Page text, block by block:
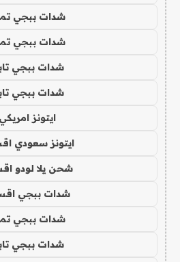
شدات ببجي
شدات ببجي
شدات ببجي
شدات ببجي
ايتونز امريكي
ايتونز سعودي
شحن يلا لودو
شدات ببجي
شدات ببجي
شدات ببجي